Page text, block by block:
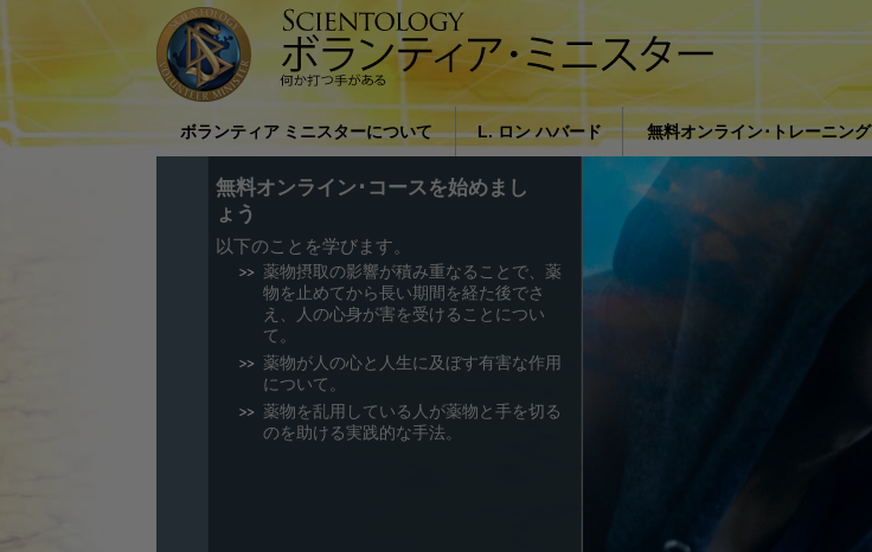
ボランティア ミニスターについて
ボランティア･ミニスターとはどの
ような人たちですか?
私たちが援助する理由
L. ロン ハバード
社会における宗教の影響L. ロン ハ
バード著
無料オンライン･トレーニング
無料オンライン･コースを始めまし
ょう
以下のことを学びます。
薬物摂取の影響が積み重なることで、薬
物を止めてから長い期間を経た後でさ
え、人の心身が害を受けることについ
て。
薬物が人の心と人生に及ぼす有害な作用
について。
薬物を乱用している人が薬物と手を切る
のを助ける実践的な手法。